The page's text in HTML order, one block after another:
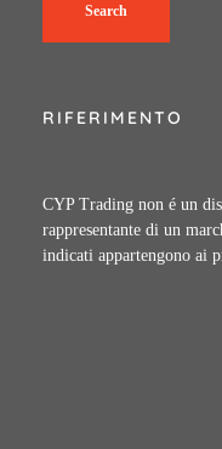
Search
RIFERIMENTO
CYP Trading non é un
rappresentante di un
indicati appartengono ai